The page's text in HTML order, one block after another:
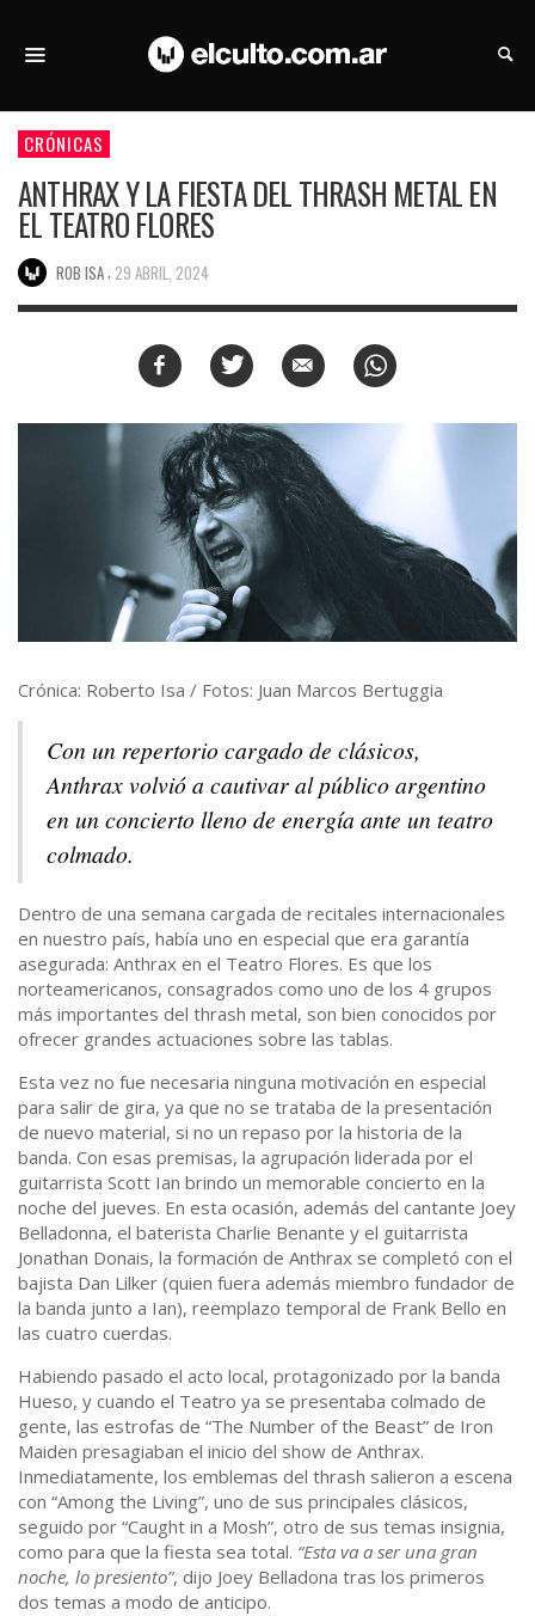
CRÓNICAS
ANTHRAX Y LA FIESTA DEL THRASH METAL EN
EL TEATRO FLORES
ROB ISA 29 ABRIL, 2024
Crónica: Roberto Isa / Fotos: Juan Marcos Bertuggia
Con un repertorio cargado de clásicos,
Anthrax volvió a cautivar al público argentino
en un concierto lleno de energía ante un teatro
colmado.
Dentro de una semana cargada de recitales internacionales
en nuestro país, había uno en especial que era garantía
asegurada: Anthrax en el Teatro Flores. Es que los
norteamericanos, consagrados como uno de los 4 grupos
más importantes del thrash metal, son bien conocidos por
ofrecer grandes actuaciones sobre las tablas.
Esta vez no fue necesaria ninguna motivación en especial
para salir de gira, ya que no se trataba de la presentación
de nuevo material, si no un repaso por la historia de la
banda. Con esas premisas, la agrupación liderada por el
guitarrista Scott Ian brindo un memorable concierto en la
noche del jueves. En esta ocasión, además del cantante Joey
Belladonna, el baterista Charlie Benante y el guitarrista
Jonathan Donais, la formación de Anthrax se completó con el
bajista Dan Lilker (quien fuera además miembro fundador de
la banda junto a Ian), reemplazo temporal de Frank Bello en
las cuatro cuerdas.
Habiendo pasado el acto local, protagonizado por la banda
Hueso, y cuando el Teatro ya se presentaba colmado de
gente, las estrofas de “The Number of the Beast” de Iron
Maiden presagiaban el inicio del show de Anthrax.
Inmediatamente, los emblemas del thrash salieron a escena
con “Among the Living”, uno de sus principales clásicos,
seguido por “Caught in a Mosh”, otro de sus temas insignia,
como para que la fiesta sea total. “Esta va a ser una gran
noche, lo presiento”, dijo Joey Belladona tras los primeros
dos temas a modo de anticipo.